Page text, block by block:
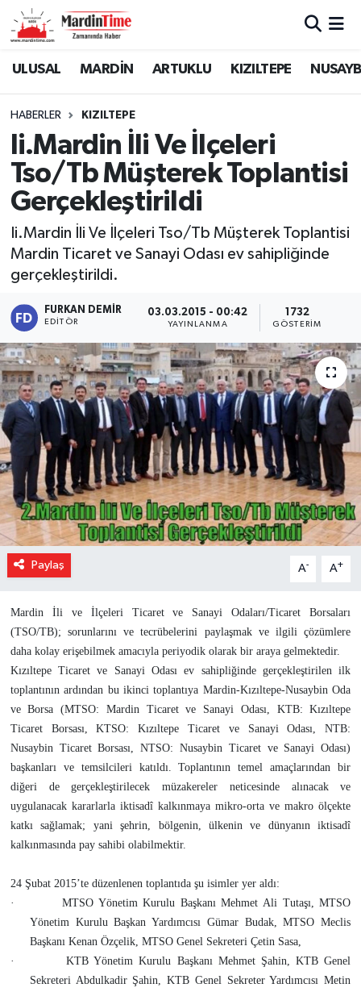
ULUSAL MARDİN ARTUKLU KIZILTEPE
HABERLER KIZILTEPE
Ii.Mardin İli Ve İlçeleri
Tso/Tb Müşterek Toplantisi
Gerçekleştirildi
Ii.Mardin İli Ve İlçeleri Tso/Tb Müşterek Toplantisi
Mardin Ticaret ve Sanayi Odası ev sahipliğinde
gerçekleştirildi.
FURKAN DEMIR
EDITÖR
03.03.2015 - 00:42
YAYINLANMA
1732
GÖSTERIM
Paylaş A- A+
Mardin İli ve İlçeleri Ticaret ve Sanayi Odaları/Ticaret Borsaları
(TSO/TB); sorunlarını ve tecrübelerini paylaşmak ve ilgili çözümlere
daha kolay erişebilmek amacıyla periyodik olarak bir araya gelmektedir.
Kızıltepe Ticaret ve Sanayi Odası ev sahipliğinde gerçekleştirilen ilk
toplantının ardından bu ikinci toplantıya Mardin-Kızıltepe-Nusaybin Oda
ve Borsa (MTSO: Mardin Ticaret ve Sanayi Odası, KTB: Kızıltepe
Ticaret Borsası, KTSO: Kızıltepe Ticaret ve Sanayi Odası, NTB:
Nusaybin Ticaret Borsası, NTSO: Nusaybin Ticaret ve Sanayi Odası)
başkanları ve temsilcileri katıldı. Toplantının temel amaçlarından bir
diğeri de gerçekleştirilecek müzakereler neticesinde alınacak ve
uygulanacak kararlarla iktisadî kalkınmaya mikro-orta ve makro ölçekte
katkı sağlamak; yani şehrin, bölgenin, ülkenin ve dünyanın iktisadî
kalkınmasında pay sahibi olabilmektir.
24 Şubat 2015’te düzenlenen toplantıda şu isimler yer aldı:
·
MTSO Yönetim Kurulu Başkanı Mehmet Ali Tutaşı, MTSO
Yönetim Kurulu Başkan Yardımcısı Gümar Budak, MTSO Meclis
Başkanı Kenan Özçelik, MTSO Genel Sekreteri Çetin Sasa,
·
KTB Yönetim Kurulu Başkanı Mehmet Şahin, KTB Genel
Sekreteri Abdulkadir Şahin, KTB Genel Sekreter Yardımcısı Metin
Mardin Nöbetçi Eczaneler
Mardin Namaz Vakitleri
Mardin Trafik Yoğunluk Haritası
Süper Lig Puan Durumu ve Fikstür
Tüm Manşetler
Son Dakika Haberleri
Haber Arşivi